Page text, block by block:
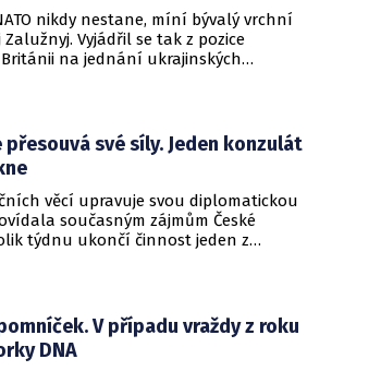
nikdy nestane, míní bývalý vrchní
Vyjádřil se tak z pozice
Británii na jednání ukrajinských
své síly. Jeden konzulát
věcí upravuje svou diplomatickou
současným zájmům České
týdnu ukončí činnost jeden z
V případu vraždy z roku
DNA